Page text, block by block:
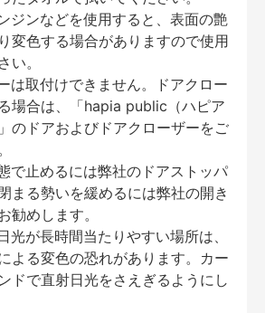
ジンなどを使用すると、表面の艶
変色する場合がありますので使用
い。
は取付けできません。ドアクロー
場合は、「hapia public（ハピア
のドアおよびドアクローザーをご
で止めるには弊社のドアストッパ
まる勢いを緩めるには弊社の開き
勧めします。
が長時間当たりやすい場所は、
よる変色の恐れがあります。カー
ドで直射日光をさえぎるようにし